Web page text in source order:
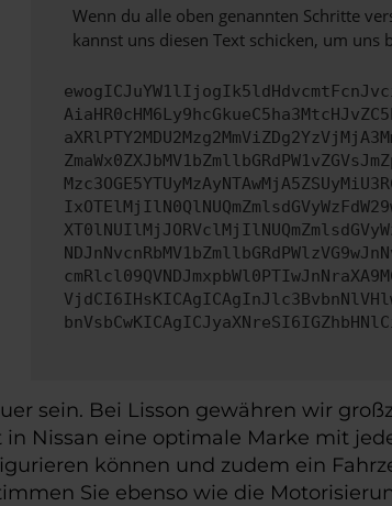
Wenn du alle oben genannten Schritte
kannst uns diesen Text schicken, um uns
sein. Bei Lisson gewähren wir
Nissan eine optimale Marke mit
können und zudem ein
Sie ebenso wie die